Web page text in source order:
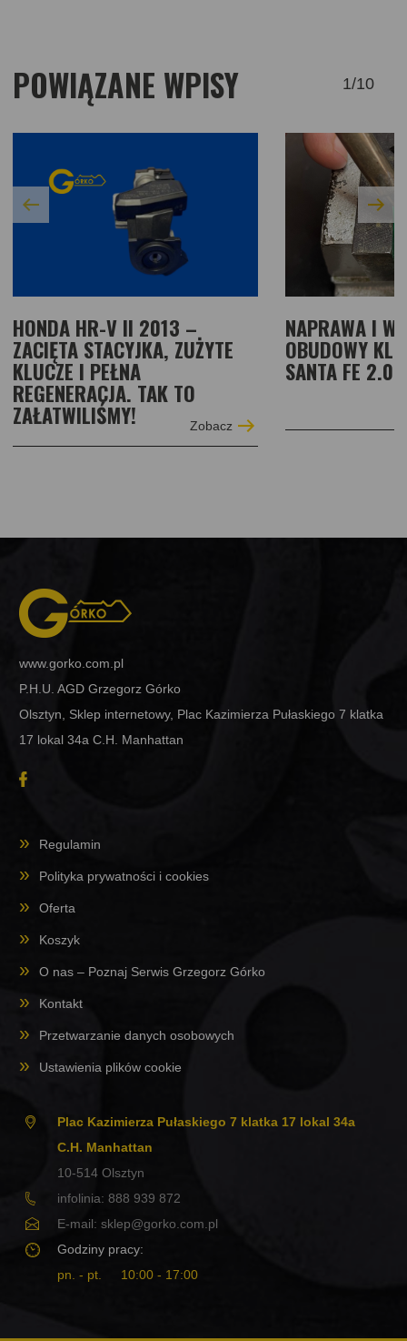
POWIĄZANE WPISY 1/10
HONDA HR-V II 2013 –
ZACIĘTA STACYJKA, ZUŻYTE
KLUCZE I PEŁNA
REGENERACJA. TAK TO
ZAŁATWILIŚMY! Zobacz
NAPRAWA I
OBUDOWY
SANTA FE
www.gorko.com.pl
P.H.U. AGD Grzegorz Górko
Olsztyn, Sklep internetowy, Plac Kazimierza Pułaskiego 7 klatka
17 lokal 34a C.H. Manhattan
Regulamin
Polityka prywatności i cookies
Oferta
Koszyk
O nas – Poznaj Serwis Grzegorz Górko
Kontakt
Przetwarzanie danych osobowych
Ustawienia plików cookie
Plac Kazimierza Pułaskiego 7 klatka 17 lokal 34a
C.H. Manhattan
10-514 Olsztyn
infolinia: 888 939 872
E-mail: sklep@gorko.com.pl
Godziny pracy:
pn. - pt.
10:00 - 17:00